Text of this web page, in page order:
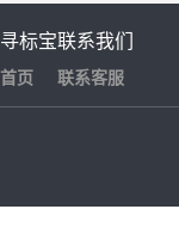
寻标宝
首页
联系我们
联系客服